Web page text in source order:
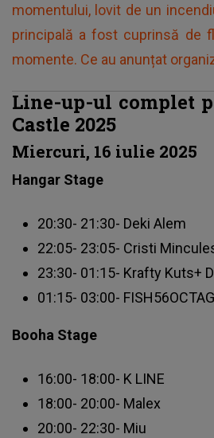
momentului, lovit de un
principală a fost cuprinsă de
momente. Ce au anunțat
Line-up-ul complet
Castle 2025
Miercuri, 16 iulie 2025
Hangar Stage
20:30- 21:30- Deki Alem
22:05- 23:05- Cristi
23:30- 01:15- Krafty Kuts+
01:15- 03:00-
Booha Stage
16:00- 18:00- K LINE
18:00- 20:00- Malex
20:00- 22:30- Miu